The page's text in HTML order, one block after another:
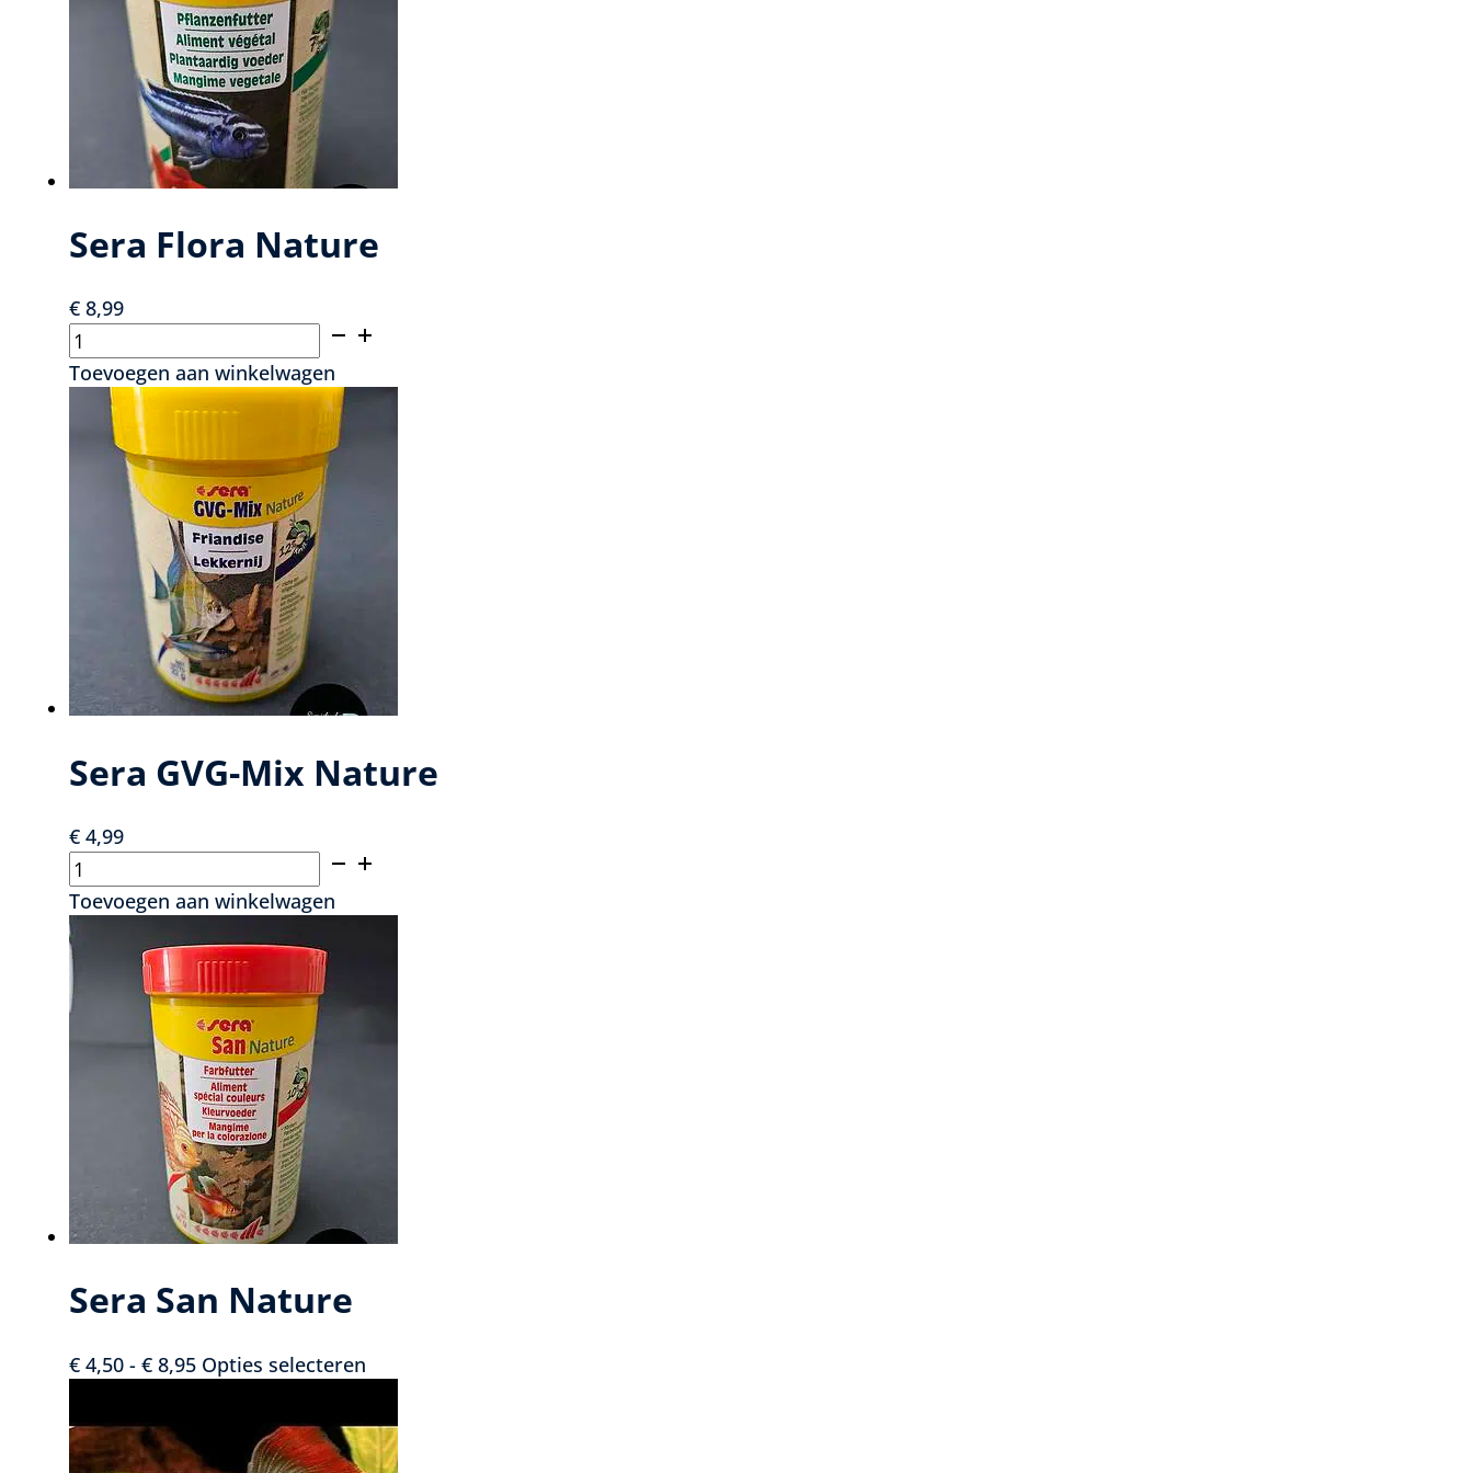
optie
kan
gekozen
worden
op
de
productpagina
Sera Flora Nature
€ 8,99
Sera
Flora
Nature
aantal
Toevoegen aan winkelwagen
Sera GVG-Mix Nature
€ 4,99
Sera
GVG-
Mix
Nature
Toevoegen aan winkelwagen
Sera San Nature
€ 4,50 - € 8,95Prijsklasse:
€ 8,95
Opties selecteren
heeft
meerdere